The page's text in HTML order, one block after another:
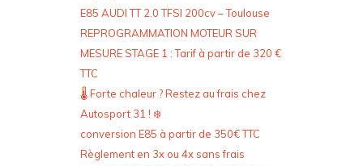
E85 AUDI TT 2.0 TFSI 200cv – Toulouse
REPROGRAMMATION MOTEUR SUR
MESURE STAGE 1 : Tarif à partir de 320 €
TTC
🌡️ Forte chaleur ? Restez au frais chez
Autosport 31 ! ❄️
conversion E85 à partir de 350€ TTC
Règlement en 3x ou 4x sans frais